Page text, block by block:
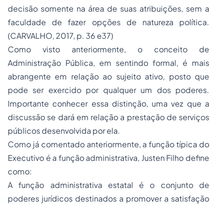
decisão somente na área de suas atribuições, sem a
faculdade de fazer opções de natureza política.
(CARVALHO, 2017, p. 36 e37)
Como visto anteriormente, o conceito de
Administração Pública, em sentindo formal, é mais
abrangente em relação ao sujeito ativo, posto que
pode ser exercido por qualquer um dos poderes.
Importante conhecer essa distinção, uma vez que a
discussão se dará em relação a prestação de serviços
públicos desenvolvida por ela.
Como já comentado anteriormente, a função típica do
Executivo é a função administrativa, Justen Filho define
como:
A função administrativa estatal é o conjunto de
poderes jurídicos destinados a promover a satisfação